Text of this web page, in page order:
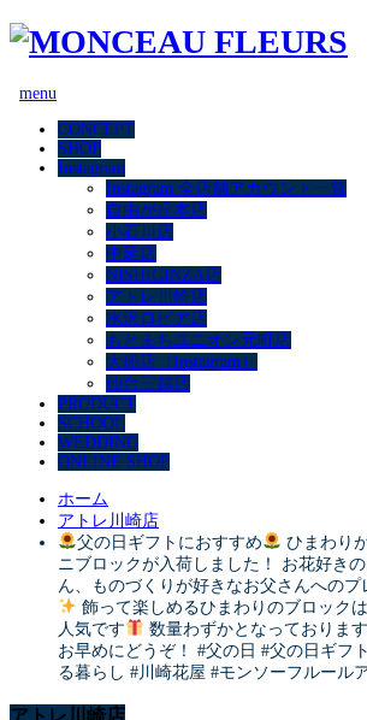
menu
CONCEPT
SHOP
Instagram
Instagram 全店舗アカウント一覧
自由が丘本店
小石川店
中延店
NISHIGINZA店
アトレ川崎店
水沢ロピア店
もとまちユニオン元町店
大船店（Instagram）
仙台三越店
PRODUCT
SCHOOL
WEDDING
ONLINE SHOP
ホーム
アトレ川崎店
父の日ギフトにおすすめ
ひまわり
ニブロックが入荷しました！ お花好き
ん、ものづくりが好きなお父さんへのプ
飾って楽しめるひまわりのブロック
人気です
数量わずかとなっておりま
お早めにどうぞ！ #父の日 #父の日ギフ
る暮らし #川崎花屋 #モンソーフルール